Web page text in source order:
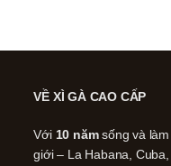
VỀ XÌ GÀ CAO CẤP
Với 10 nămsống và làm
giới – La Habana,